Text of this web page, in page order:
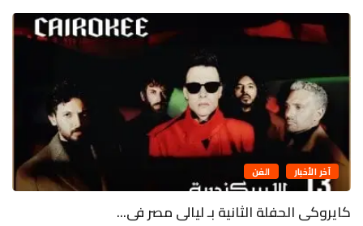
آخر الأخبار الفن
كايروكى الحفلة الثانية بـ ليالى مصر فى...